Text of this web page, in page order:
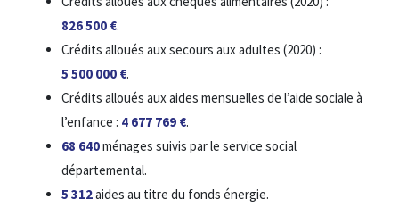
826 500 €.
Crédits alloués aux secours aux adultes (2020) :
5 500 000 €.
Crédits alloués aux aides mensuelles de l’aide sociale à
l’enfance : 4 677 769 €.
68 640ménages suivis par le service social
départemental.
5 312aides au titre du fonds énergie.